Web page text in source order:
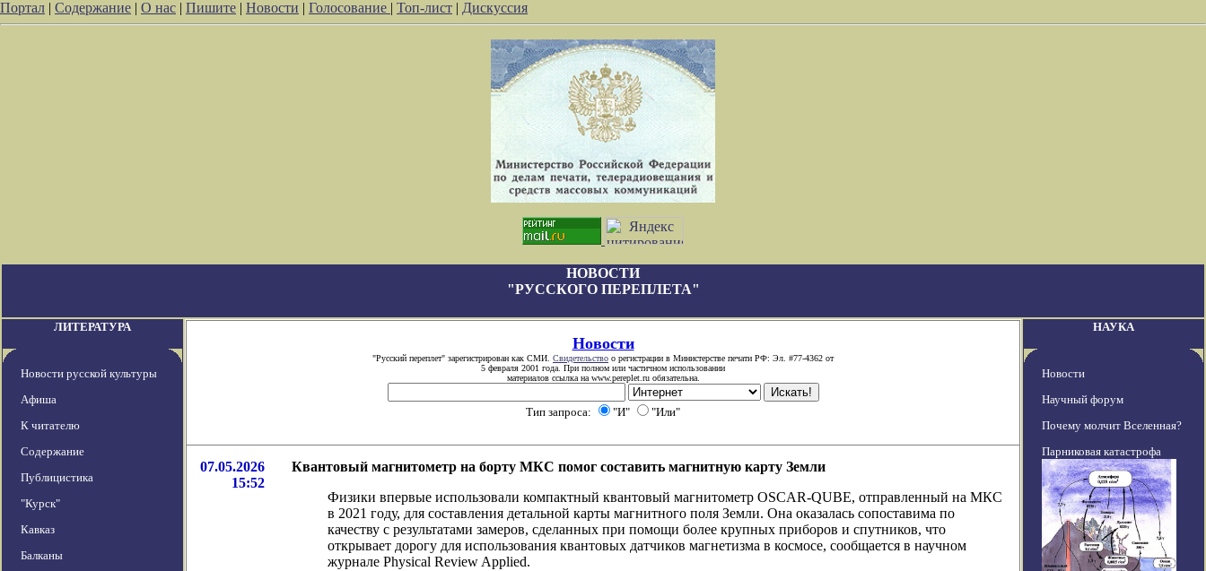
Портал | Содержание | О нас | Пишите | Новости | Голосование | Топ-лист | Дискуссия
НОВОСТИ
"РУССКОГО ПЕРЕПЛЕТА"
ЛИТЕРАТУРА
Новости русской культуры
Афиша
К читателю
Содержание
Публицистика
"Курск"
Кавказ
Балканы
Новости
"Русский переплет" зарегистрирован как СМИ. Свидетельство о регистрации в Министерстве печати РФ: Эл. #77-4362 от
5 февраля 2001 года. При полном или частичном использовании
материалов ссылка на www.pereplet.ru обязательна.
Тип запроса: "И" "Или"
07.05.2026
15:52
Квантовый магнитометр на борту МКС помог составить магнитную карту Земли
Физики впервые использовали компактный квантовый магнитометр OSCAR-QUBE, отправленный на МКС
в 2021 году, для составления детальной карты магнитного поля Земли. Она оказалась сопоставима по
качеству с результатами замеров, сделанных при помощи более крупных приборов и спутников, что
открывает дорогу для использования квантовых датчиков магнетизма в космосе, сообщается в научном
журнале Physical Review Applied.
НАУКА
Новости
Научный форум
Почему молчит Вселенная?
Парниковая катастрофа